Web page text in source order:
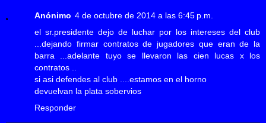
Anónimo 4 de octubre de 2014 a las 6:45 p.m.
el sr.presidente dejo de luchar por los intereses del club
...dejando firmar contratos de jugadores que eran de la
barra ...adelante tuyo se llevaron las cien lucas x los
contratos ..
si asi defendes al club ....estamos en el horno
devuelvan la plata sobervios
Responder